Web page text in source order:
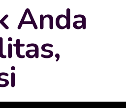
Anda